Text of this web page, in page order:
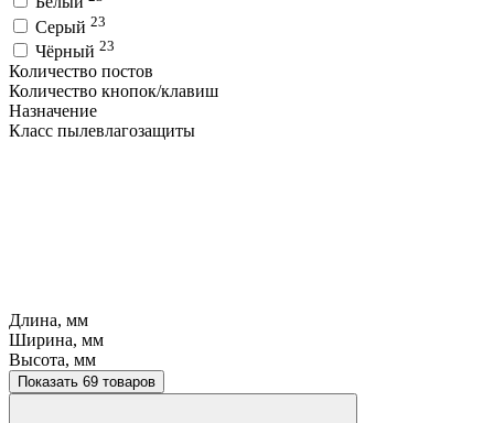
Серый 23
Чёрный 23
Количество постов
Количество кнопок/клавиш
Назначение
Класс пылевлагозащиты
Длина, мм
Ширина, мм
Высота, мм
Показать 69 товаров